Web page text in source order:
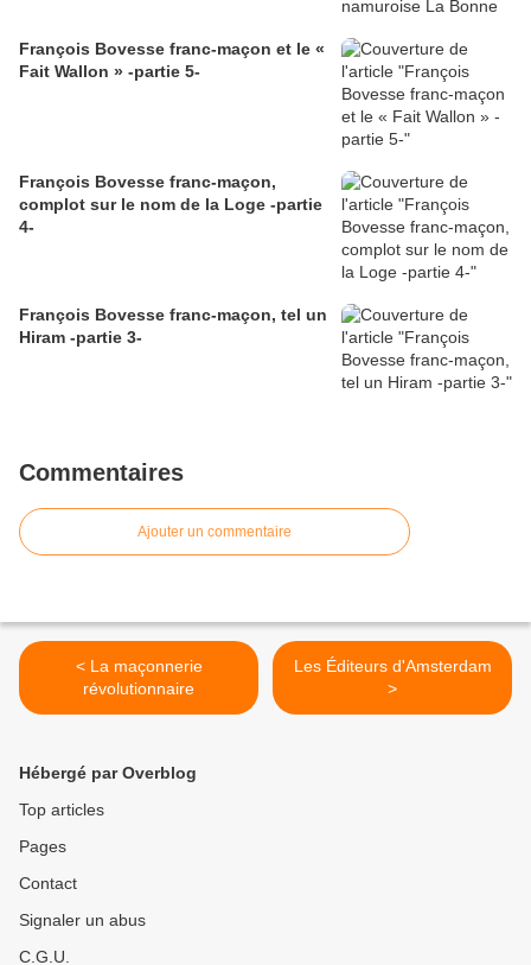
François Bovesse franc-maçon et le «
Fait Wallon » -partie 5-
François Bovesse franc-maçon,
complot sur le nom de la Loge -partie
4-
François Bovesse franc-maçon, tel un
Hiram -partie 3-
Commentaires
Ajouter un commentaire
< La maçonnerie
révolutionnaire
Les Éditeurs d'Amsterdam
>
Hébergé par Overblog
Top articles
Pages
Contact
Signaler un abus
C.G.U.